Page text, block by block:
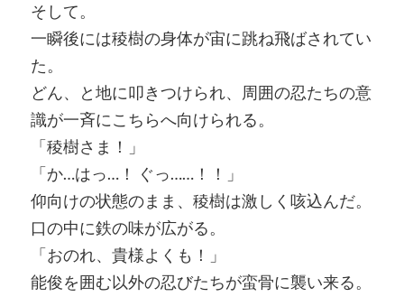
そして。
一瞬後には稜樹の身体が宙に跳ね飛ばされてい
た。
どん、と地に叩きつけられ、周囲の忍たちの意
識が一斉にこちらへ向けられる。
「稜樹さま！」
「か…はっ…！ ぐっ……！！」
仰向けの状態のまま、稜樹は激しく咳込んだ。
口の中に鉄の味が広がる。
「おのれ、貴様よくも！」
能俊を囲む以外の忍びたちが蛮骨に襲い来る。